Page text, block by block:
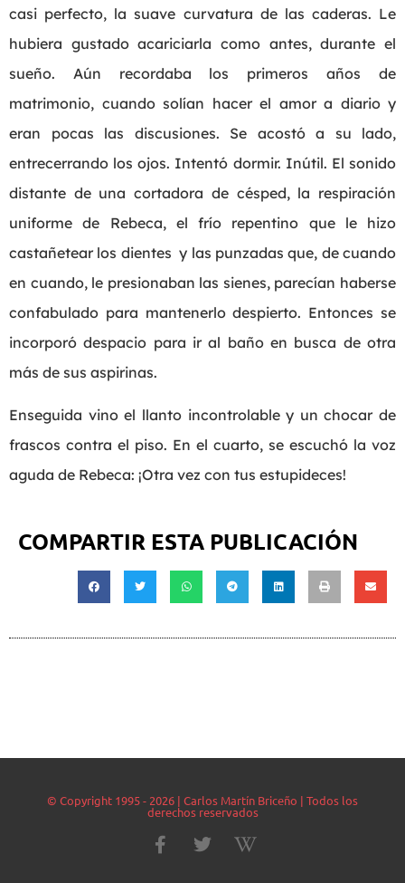
casi perfecto, la suave curvatura de las caderas. Le
hubiera gustado acariciarla como antes, durante el
sueño. Aún recordaba los primeros años de
matrimonio, cuando solían hacer el amor a diario y
eran pocas las discusiones. Se acostó a su lado,
entrecerrando los ojos. Intentó dormir. Inútil. El sonido
distante de una cortadora de césped, la respiración
uniforme de Rebeca, el frío repentino que le hizo
castañetear los dientes y las punzadas que, de cuando
en cuando, le presionaban las sienes, parecían haberse
confabulado para mantenerlo despierto. Entonces se
incorporó despacio para ir al baño en busca de otra
más de sus aspirinas.
Enseguida vino el llanto incontrolable y un chocar de
frascos contra el piso. En el cuarto, se escuchó la voz
aguda de Rebeca: ¡Otra vez con tus estupideces!
COMPARTIR ESTA PUBLICACIÓN
© Copyright 1995 - 2026 | Carlos Martín Briceño | Todos los
derechos reservados